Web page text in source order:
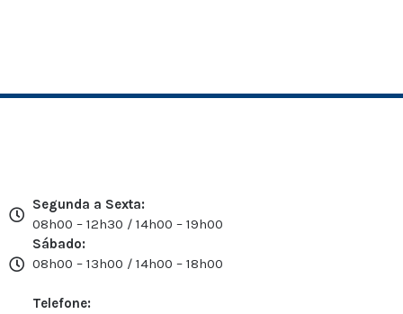
Segunda a Sexta:
08h00 – 12h30 / 14h00 – 19h00
Sábado:
08h00 – 13h00 / 14h00 – 18h00
Telefone: